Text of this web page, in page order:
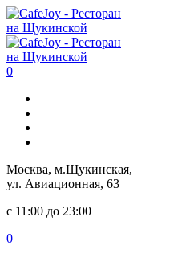
0
Москва, м.Щукинская,
ул. Авиационная, 63
с 11:00 до 23:00
0